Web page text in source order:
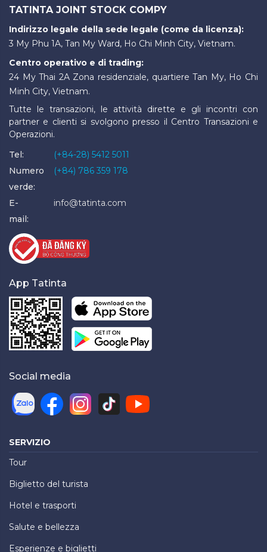
TATINTA JOINT STOCK COMPY
Indirizzo legale della sede legale (come da licenza):
3 My Phu 1A, Tan My Ward, Ho Chi Minh City, Vietnam.
Centro operativo e di trading:
24 My Thai 2A Zona residenziale, quartiere Tan My, Ho Chi
Minh City, Vietnam.
Tutte le transazioni, le attività dirette e gli incontri con
partner e clienti si svolgono presso il Centro Transazioni e
Operazioni.
Tel:
(+84-28) 5412 5011
Numero
verde:
(+84) 786 359 178
E-
mail:
info@tatinta.com
App Tatinta
Social media
SERVIZIO
Tour
Biglietto del turista
Hotel e trasporti
Salute e bellezza
Esperienze e biglietti